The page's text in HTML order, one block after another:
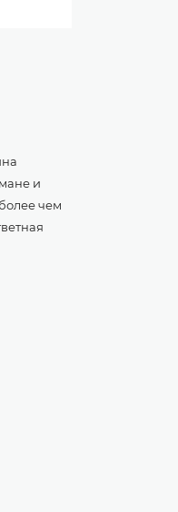
и
чем